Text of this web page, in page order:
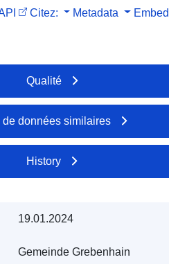
Citez: Metadata Embed
Qualité
de données similaires
History
19.01.2024
Gemeinde Grebenhain